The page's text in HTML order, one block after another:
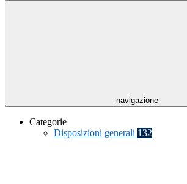
navigazione
Categorie
Disposizioni generali 132